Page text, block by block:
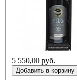
5 550,00 руб.